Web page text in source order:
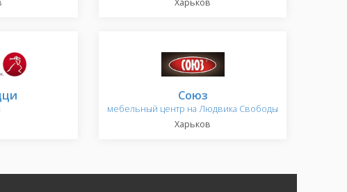
Харьков
Союз
мебельный центр на Людвика Свободы
Харьков